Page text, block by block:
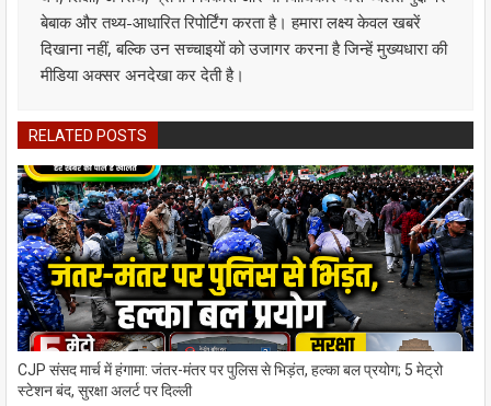
बेबाक और तथ्य-आधारित रिपोर्टिंग करता है। हमारा लक्ष्य केवल खबरें
दिखाना नहीं, बल्कि उन सच्चाइयों को उजागर करना है जिन्हें मुख्यधारा की
मीडिया अक्सर अनदेखा कर देती है।
RELATED POSTS
CJP संसद मार्च में हंगामा: जंतर-मंतर पर पुलिस से भिड़ंत, हल्का बल प्रयोग; 5 मेट्रो
स्टेशन बंद, सुरक्षा अलर्ट पर दिल्ली